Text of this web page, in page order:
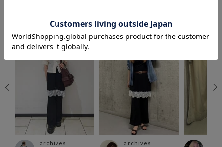
archives archives